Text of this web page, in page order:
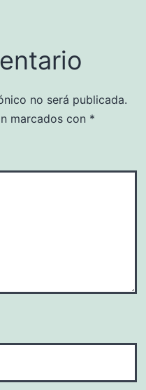
no será publicada.
marcados con *